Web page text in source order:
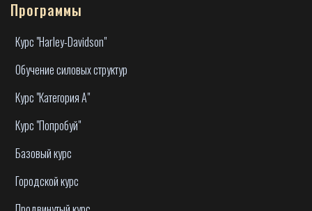
Программы
Курс "Harley-Davidson"
Обучение силовых структур
Курс "Категория А"
Курс "Попробуй"
Базовый курс
Городской курс